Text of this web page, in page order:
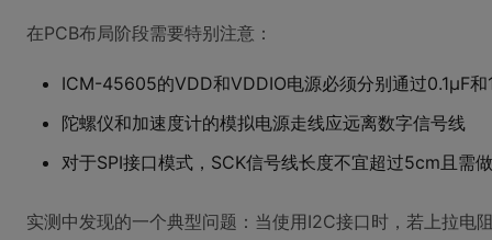
在PCB布局阶段需要特别注意：
ICM-45605的VDD和VDDIO电源必须分别通过0.1μF和
陀螺仪和加速度计的模拟电源走线应远离数字信号线
对于SPI接口模式，SCK信号线长度不宜超过5cm且需
实测中发现的一个典型问题：当使用I2C接口时，若上拉电